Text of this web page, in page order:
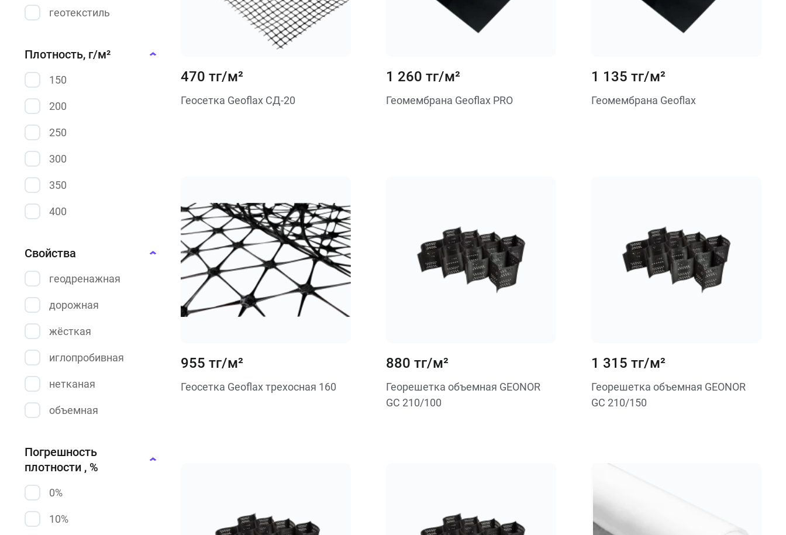
геотекстиль
Плотность, г/м²
150
200
250
300
350
400
Свойства
геодренажная
дорожная
жёсткая
иглопробивная
нетканая
объемная
полимерная
полипропиленовая
полиэфирная
Погрешность
плотности , %
0%
10%
470 тг/м²
Геосетка Geoflax СД-20
1 260 тг/м²
Геомембрана Geoflax PRO
1 135 тг/м²
Геомембрана Geoflax
955 тг/м²
Геосетка Geoflax трехосная 160
880 тг/м²
Георешетка объемная GEONOR
GC 210/100
1 315 тг/м²
Георешетка объемная GEONOR
GC 210/150